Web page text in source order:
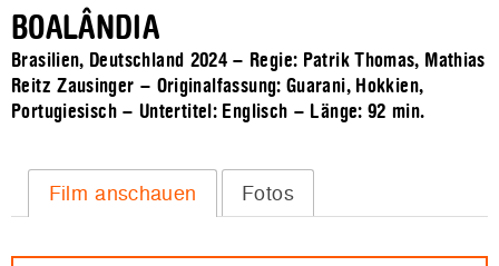
BOALÂNDIA
Brasilien, Deutschland 2024 – Regie: Patrik Thomas, Mathias
Reitz Zausinger – Originalfassung: Guarani, Hokkien,
Portugiesisch – Untertitel: Englisch – Länge: 92 min.
Film anschauen Fotos